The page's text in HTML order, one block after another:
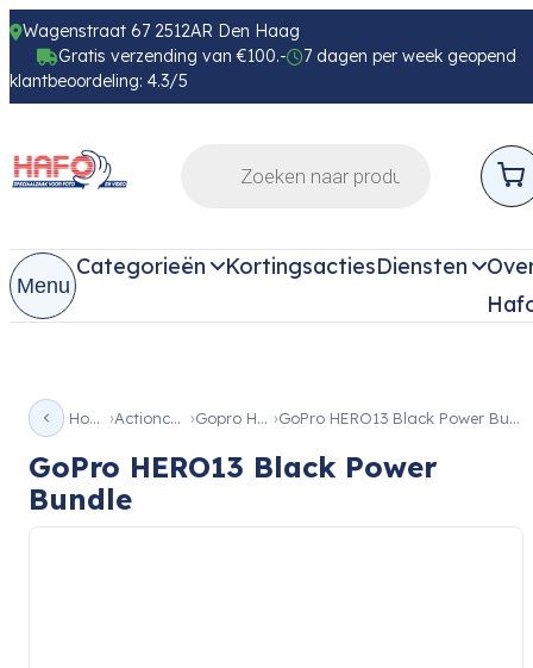
Wagenstraat 67 2512AR Den Haag
Gratis verzending van €100.-
7 dagen per week geopend
klantbeoordeling: 4.3/5
Menu
Categorieën KortingsactiesDiensten
Home Actioncam Gopro Hero GoPro HERO13 Black Power Bundle
GoPro HERO13 Black Power
Bundle